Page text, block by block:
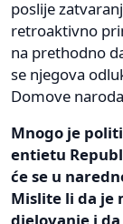
poslije
retroaktivno
na prethodno
se njegova
Domove
Mnogo je
entietu
će se u
Mislite li da je
djelovanje i